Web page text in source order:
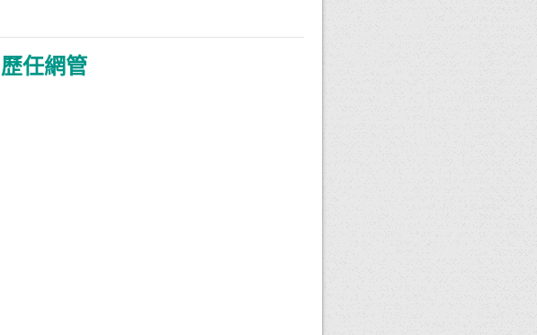
歷任網管